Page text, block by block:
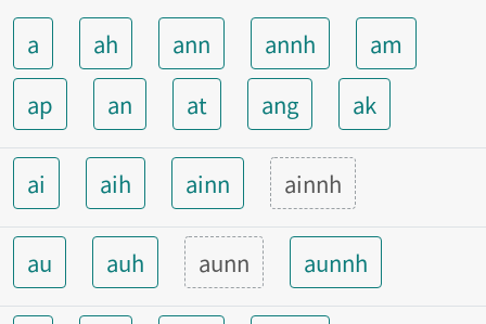
a ah ann annh
am
ap
an at ang ak
ai aih ainn ainnh
au auh aunn aunnh